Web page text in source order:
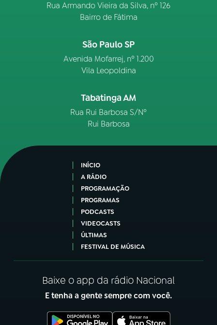
Rua Armando Vieira da Silva, nº 126
Bairro de Fátima
São Paulo SP
Avenida Mofarrej, nº 1.200
Vila Leopoldina
Tabatinga AM
Rua Rui Barbosa S/Nº
Rui Barbosa
INÍCIO
A RÁDIO
PROGRAMAÇÃO
PROGRAMAS
PODCASTS
VIDEOCASTS
ÚLTIMAS
FESTIVAL DE MÚSICA
Baixe o app da rádio Nacional
E tenha a gente sempre com você.